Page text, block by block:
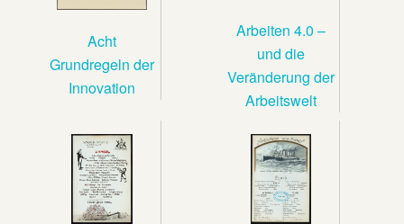
Acht
Grundregeln der
Innovation
Arbeiten 4.0 –
und die
Veränderung der
Arbeitswelt